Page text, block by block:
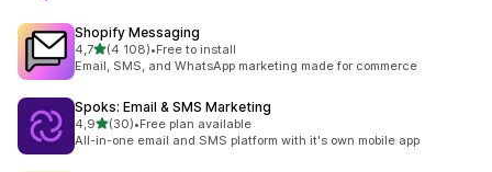
Shopify Messaging
4,7av 5 stjerner
(4 108)
Totalt 4108 omtaler
•Free to install
Email, SMS, and WhatsApp marketing made for commerce
Spoks: Email & SMS Marketing
4,9av 5 stjerner
(30)
Totalt 30 omtaler
•Free plan available
All-in-one email and SMS platform with it's own mobile app